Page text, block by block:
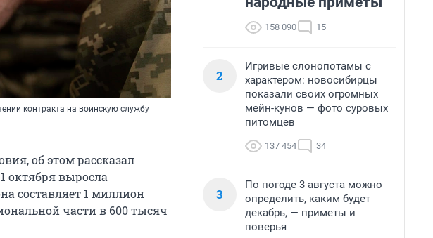
контракта на воинскую службу
об этом рассказал
октября выросла
составляет 1 миллион
части в 600 тысяч
158 090 15
2
Игривые слонопотамы с
характером: новосибирцы
показали своих огромных
мейн-кунов — фото суровых
питомцев
137 454 34
3
По погоде 3 августа можно
определить, каким будет
декабрь, — приметы и
поверья